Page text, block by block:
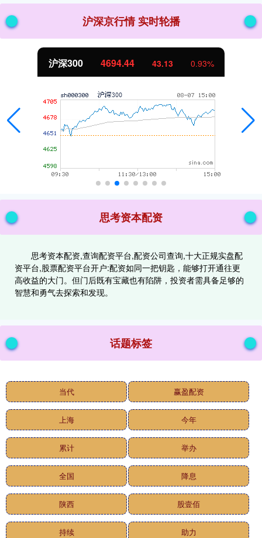
沪深京行情 实时轮播
沪深300 4694.44 43.13 0.93%
思考资本配资
思考资本配资,查询配资平台,配资公司查询,十大正规实盘配
资平台,股票配资平台开户:配资如同一把钥匙，能够打开通往更
高收益的大门。但门后既有宝藏也有陷阱，投资者需具备足够的
智慧和勇气去探索和发现。
话题标签
当代 赢盈配资
上海 今年
累计 举办
全国 降息
陕西 股壹佰
持续 助力